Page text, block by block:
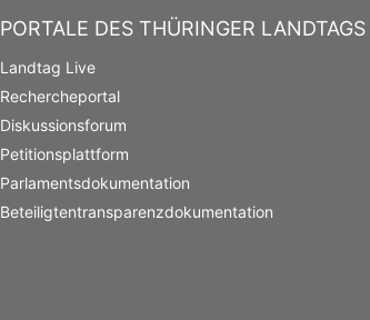
PORTALE DES THÜRINGER LANDTAGS
Landtag Live
Rechercheportal
Diskussionsforum
Petitionsplattform
Parlamentsdokumentation
Beteiligtentransparenzdokumentation